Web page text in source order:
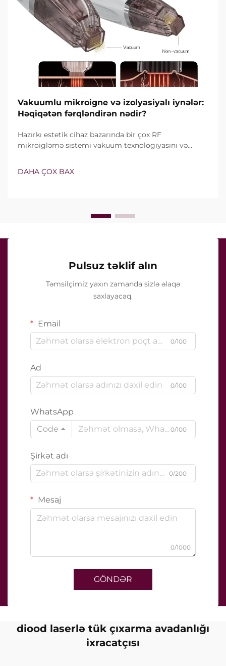
Vakuumlu mikroigne və izolyasiyalı iynələr:
Həqiqətən fərqləndirən nədir?
Hazırkı estetik cihaz bazarında bir çox RF
mikroigləmə sistemi vakuum texnologiyasını və
deyil, onların klinik müalicə zamanı necə dəqiq işlədiyi
DAHA ÇOX BAX
Pulsuz təklif alın
Təmsilçimiz yaxın zamanda sizlə əlaqə
saxlayacaq.
Email
0/100
Ad
0/100
WhatsApp
Code
0/100
Şirkət adı
0/200
Mesaj
0/1000
GÖNDƏR
diood laserlə tük çıxarma avadanlığı
ixracatçısı